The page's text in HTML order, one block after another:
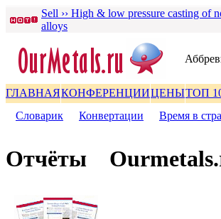
Sell ›› High & low pressure casting of
alloys
ГЛАВНАЯКОНФЕРЕНЦИИЦЕНЫТОП
Словаpик
Конвеpтации Вpемя в
Отчёты